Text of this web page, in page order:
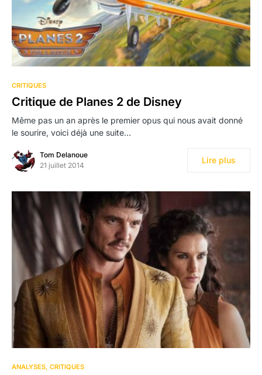
CRITIQUES
Critique de Planes 2 de Disney
Même pas un an après le premier opus qui nous avait donné
le sourire, voici déjà une suite…
Tom Delanoue
21 juillet 2014
Lire plus
ANALYSES CRITIQUES